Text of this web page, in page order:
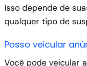
Isso depende de
qualquer tipo de
Posso veicular
Você pode veicular